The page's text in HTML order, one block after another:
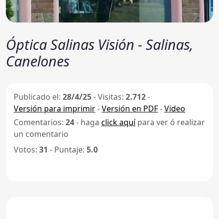
Óptica Salinas Visión - Salinas,
Canelones
Publicado el: 28/4/25-Visitas: 2.712-
Versión para imprimir-Versión en PDF-Video
Comentarios: 24- haga click aquípara ver ó realizar
un comentario
Votos: 31 - Puntaje: 5.0